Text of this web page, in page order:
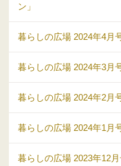
ン」
暮らしの広場 2024年4月
暮らしの広場 2024年3月
暮らしの広場 2024年2月
暮らしの広場 2024年1月
暮らしの広場 2023年12